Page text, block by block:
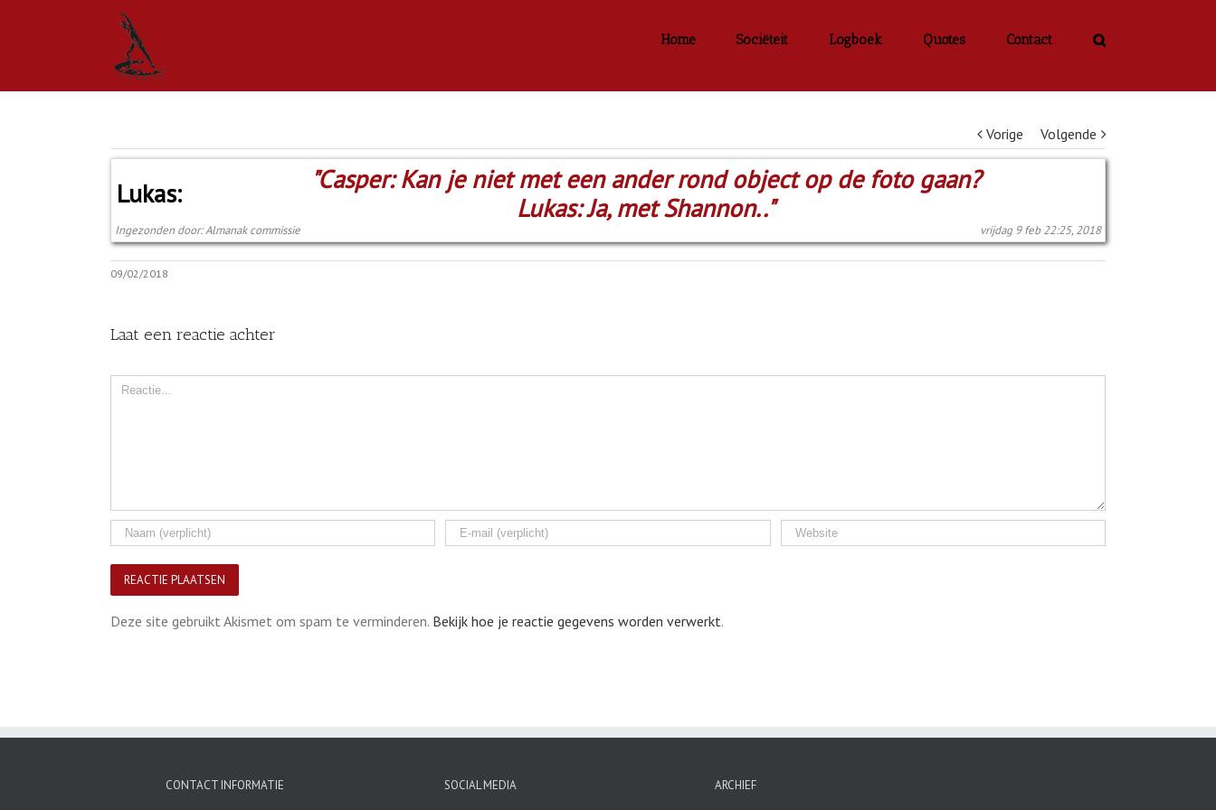
Home Sociëteit Logboek Quotes Contact
Vorige Volgende
Lukas:
"Casper: Kan je niet met een ander rond object op de foto gaan?
Lukas: Ja, met Shannon.."
Ingezonden door: Almanak commissie vrijdag 9 feb 22:25, 2018
09/02/2018
Laat een reactie achter
Comment
Deze site gebruikt Akismet om spam te verminderen. Bekijk hoe je reactie gegevens worden verwerkt.
CONTACT INFORMATIE SOCIAL MEDIA ARCHIEF